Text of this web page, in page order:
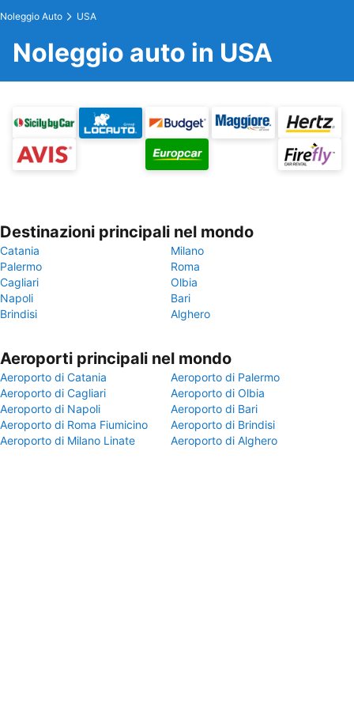
Noleggio Auto USA
Noleggio auto in USA
Destinazioni principali nel mondo
Catania
Milano
Palermo
Roma
Cagliari
Olbia
Napoli
Bari
Brindisi
Alghero
Aeroporti principali nel mondo
Aeroporto di Catania
Aeroporto di Palermo
Aeroporto di Cagliari
Aeroporto di Olbia
Aeroporto di Napoli
Aeroporto di Bari
Aeroporto di Roma Fiumicino
Aeroporto di Brindisi
Aeroporto di Milano Linate
Aeroporto di Alghero